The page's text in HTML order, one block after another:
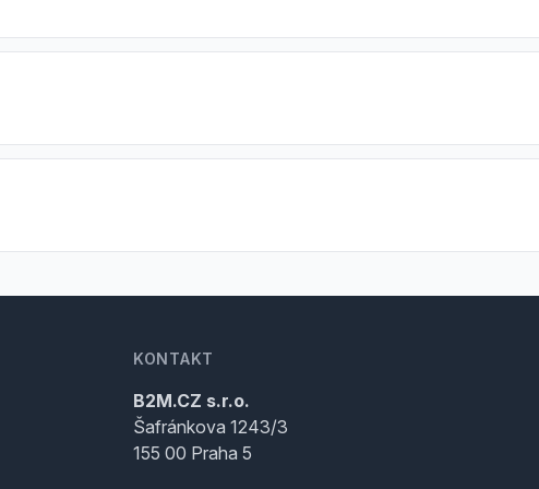
KONTAKT
B2M.CZ s.r.o.
Šafránkova 1243/3
155 00 Praha 5